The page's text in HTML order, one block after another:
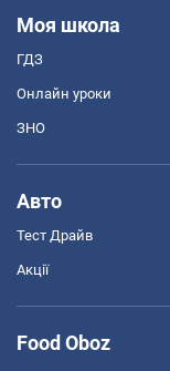
Моя школа
ГДЗ
Онлайн уроки
ЗНО
Авто
Тест Драйв
Акції
Food Oboz